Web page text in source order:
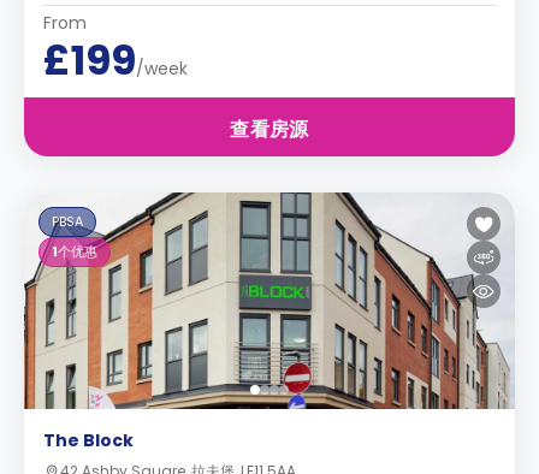
From
£199/week
查看房源
PBSA
1个优惠
The Block